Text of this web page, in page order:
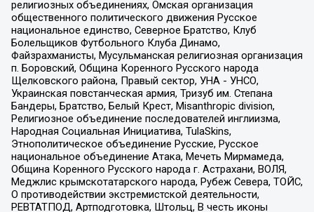
религиозных объединениях, Омская организация
общественного политического движения Русское
национальное единство, Северное Братство, Клуб
Болельщиков Футбольного Клуба Динамо,
Файзрахманисты, Мусульманская религиозная организация
п. Боровский, Община Коренного Русского народа
Щелковского района, Правый сектор, УНА - УНСО,
Украинская повстанческая армия, Тризуб им. Степана
Бандеры, Братство, Белый Крест, Misanthropic division,
Религиозное объединение последователей инглиизма,
Народная Социальная Инициатива, TulaSkins,
Этнополитическое объединение Русские, Русское
национальное объединение Атака, Мечеть Мирмамеда,
Община Коренного Русского народа г. Астрахани, ВОЛЯ,
Меджлис крымскотатарского народа, Рубеж Севера, ТОЙС,
О противодействии экстремистской деятельности,
РЕВТАТПОД, Артподготовка, Штольц, В честь иконы